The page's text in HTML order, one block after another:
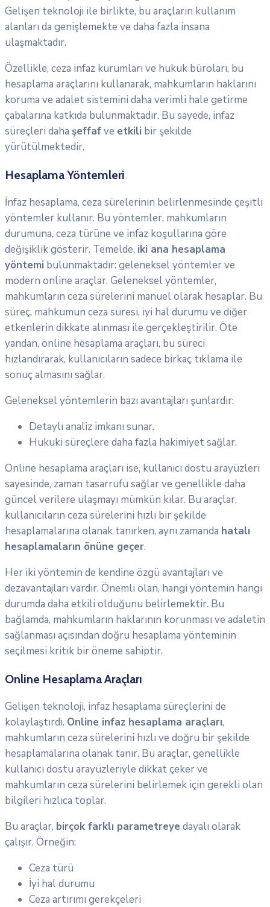
Gelişen teknoloji ile birlikte, bu araçların kullanım
alanları da genişlemekte ve daha fazla insana
ulaşmaktadır.
Özellikle, ceza infaz kurumları ve hukuk büroları, bu
hesaplama araçlarını kullanarak, mahkumların haklarını
koruma ve adalet sistemini daha verimli hale getirme
çabalarına katkıda bulunmaktadır. Bu sayede, infaz
süreçleri daha şeffafve etkili bir şekilde
yürütülmektedir.
Hesaplama Yöntemleri
İnfaz hesaplama, ceza sürelerinin belirlenmesinde çeşitli
yöntemler kullanır. Bu yöntemler, mahkumların
durumuna, ceza türüne ve infaz koşullarına göre
değişiklik gösterir. Temelde, iki ana hesaplama
yöntemi bulunmaktadır: geleneksel yöntemler ve
modern online araçlar. Geleneksel yöntemler,
mahkumların ceza sürelerini manuel olarak hesaplar. Bu
süreç, mahkumun ceza süresi, iyi hal durumu ve diğer
etkenlerin dikkate alınması ile gerçekleştirilir. Öte
yandan, online hesaplama araçları, bu süreci
hızlandırarak, kullanıcıların sadece birkaç tıklama ile
sonuç almasını sağlar.
Geleneksel yöntemlerin bazı avantajları şunlardır:
Detaylı analiz imkanı sunar.
Hukuki süreçlere daha fazla hakimiyet sağlar.
Online hesaplama araçları ise, kullanıcı dostu arayüzleri
sayesinde, zaman tasarrufu sağlar ve genellikle daha
güncel verilere ulaşmayı mümkün kılar. Bu araçlar,
kullanıcıların ceza sürelerini hızlı bir şekilde
hesaplamalarına olanak tanırken, aynı zamanda hatalı
hesaplamaların önüne geçer.
Her iki yöntemin de kendine özgü avantajları ve
dezavantajları vardır. Önemli olan, hangi yöntemin hangi
durumda daha etkili olduğunu belirlemektir. Bu
bağlamda, mahkumların haklarının korunması ve adaletin
sağlanması açısından doğru hesaplama yönteminin
seçilmesi kritik bir öneme sahiptir.
Online Hesaplama Araçları
Gelişen teknoloji, infaz hesaplama süreçlerini de
kolaylaştırdı. Online infaz hesaplama araçları,
mahkumların ceza sürelerini hızlı ve doğru bir şekilde
hesaplamalarına olanak tanır. Bu araçlar, genellikle
kullanıcı dostu arayüzleriyle dikkat çeker ve
mahkumların ceza sürelerini belirlemek için gerekli olan
bilgileri hızlıca toplar.
Bu araçlar, birçok farklı parametreye dayalı olarak
çalışır. Örneğin:
Ceza türü
İyi hal durumu
Ceza artırımı gerekçeleri